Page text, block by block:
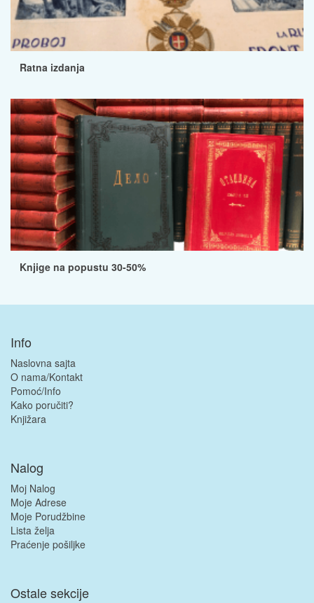
Ratna izdanja
Knjige na popustu 30-50%
Info
Naslovna sajta
O nama/Kontakt
Pomoć/Info
Kako poručiti?
Knjižara
Nalog
Moj Nalog
Moje Adrese
Moje Porudžbine
Lista želja
Praćenje pošiljke
Ostale sekcije